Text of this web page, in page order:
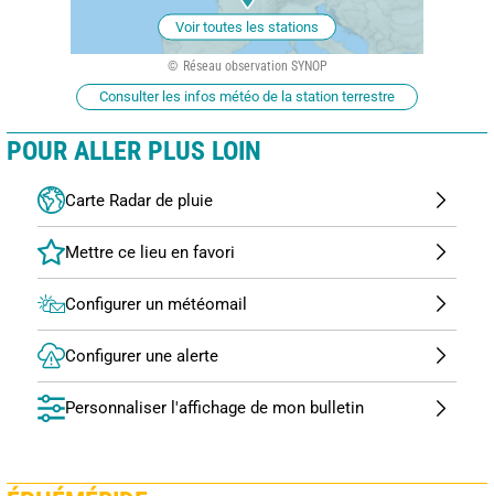
Voir toutes les stations
Réseau observation SYNOP
Consulter les infos météo de la station terrestre
POUR ALLER PLUS LOIN
Carte Radar de pluie
Configurer un météomail
Configurer une alerte
Personnaliser l'affichage de mon bulletin